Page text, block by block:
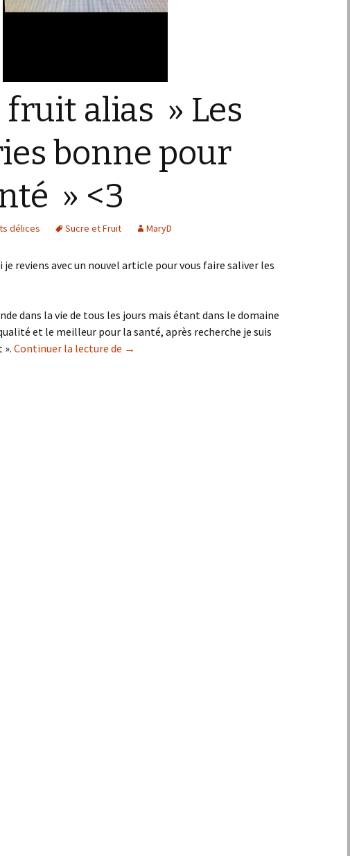
fruit alias » Les
bonne pour
» <3
délices Sucre et Fruit MaryD
je reviens avec un nouvel article pour vous faire saliver les
dans la vie de tous les jours mais étant dans le domaine
et le meilleur pour la santé, après recherche je suis
». Continuer la lecture de Sucre et fruit alias » Les confiseries bonne pour
→